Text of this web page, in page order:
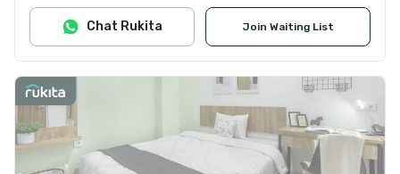
Join Waiting List
Chat Rukita